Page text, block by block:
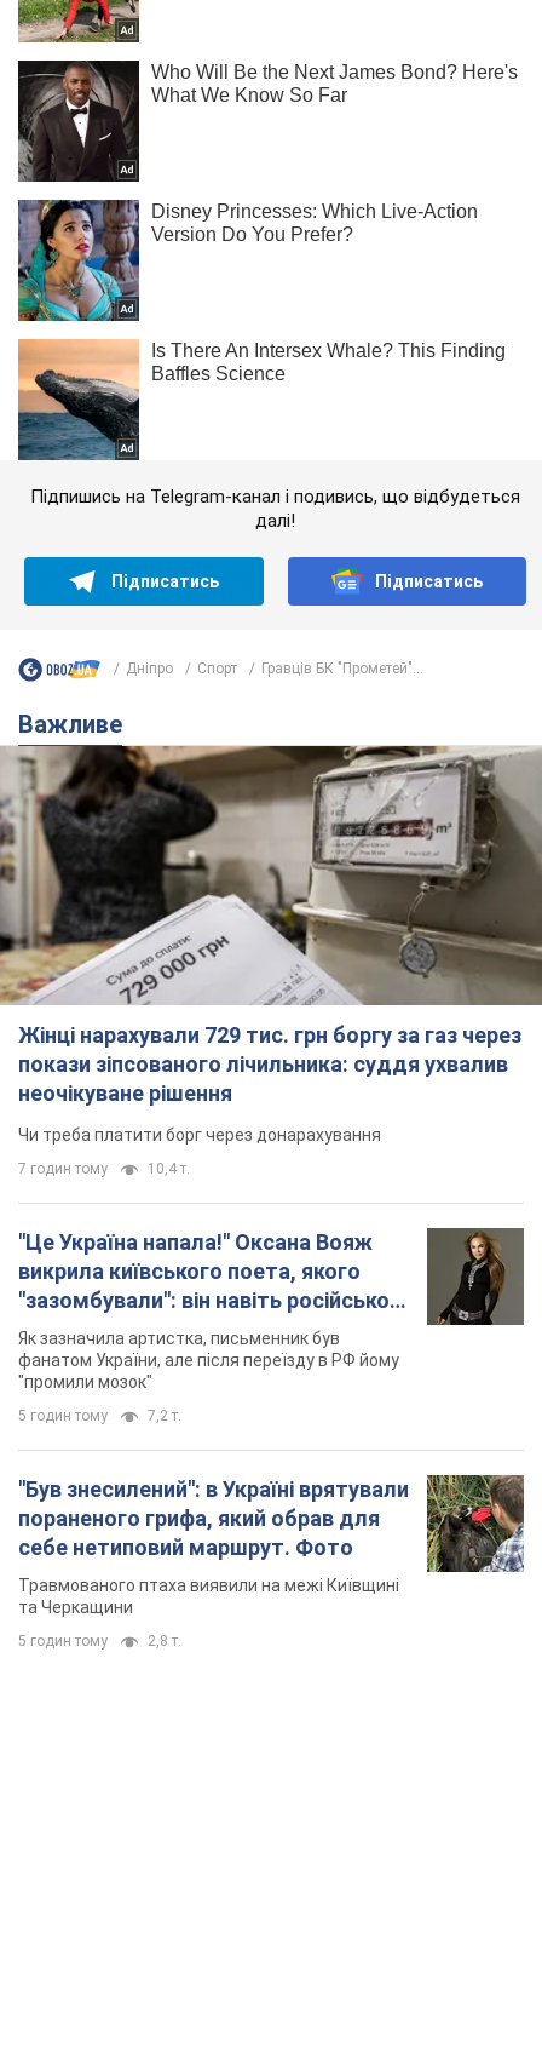
Підпишись на Telegram-канал і подивись, що відбудеться
далі!
Підписатись Підписатись
Дніпро Спорт Гравців БК "Прометей"...
Важливе
Жінці нарахували 729 тис. грн боргу за газ через
покази зіпсованого лічильника: суддя ухвалив
неочікуване рішення
Чи треба платити борг через донарахування
7 годин тому 10,4 т.
"Це Україна напала!" Оксана Вояж
викрила київського поета, якого
"зазомбували": він навіть російської
не знав, а тепер хоче геноциду
українців
Як зазначила артистка, письменник був
фанатом України, але після переїзду в РФ йому
"промили мозок"
5 годин тому 7,2 т.
"Був знесилений": в Україні врятували
пораненого грифа, який обрав для
себе нетиповий маршрут. Фото
Травмованого птаха виявили на межі Київщині
та Черкащини
5 годин тому 2,8 т.